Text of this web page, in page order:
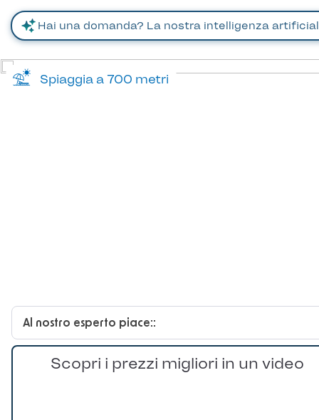
Al nostro esperto piace::
Spiaggia a 700 metri
Scopri i prezzi migliori in un video